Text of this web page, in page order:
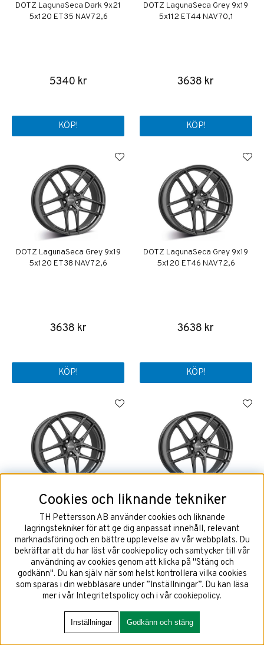
DOTZ LagunaSeca Dark 9x21
5x120 ET35 NAV 72,6
5340 kr
KÖP!
DOTZ LagunaSeca Grey 9x19
5x112 ET44 NAV 70,1
3638 kr
KÖP!
DOTZ LagunaSeca Grey 9x19
5x120 ET38 NAV 72,6
3638 kr
KÖP!
DOTZ LagunaSeca Grey 9x19
5x120 ET46 NAV 72,6
3638 kr
KÖP!
DOTZ LagunaSeca Grey 9x20
4522 kr
KÖP!
DOTZ LagunaSeca Grey 9x20
4522 kr
KÖP!
Cookies och liknande tekniker
TH Pettersson AB använder cookies och liknande
lagringstekniker för att ge dig anpassat innehåll, relevant
marknadsföring och en bättre upplevelse av vår webbplats. Du
bekräftar att du har läst vår cookiepolicy och samtycker till vår
användning av cookies genom att klicka på "Stäng och
godkänn". Du kan själv när som helst kontrollera vilka cookies
som sparas i din webbläsare under ”Inställningar”. Du kan läsa
mer i vår Integritetspolicy och i vår cookiepolicy.
Inställningar Godkänn och stäng